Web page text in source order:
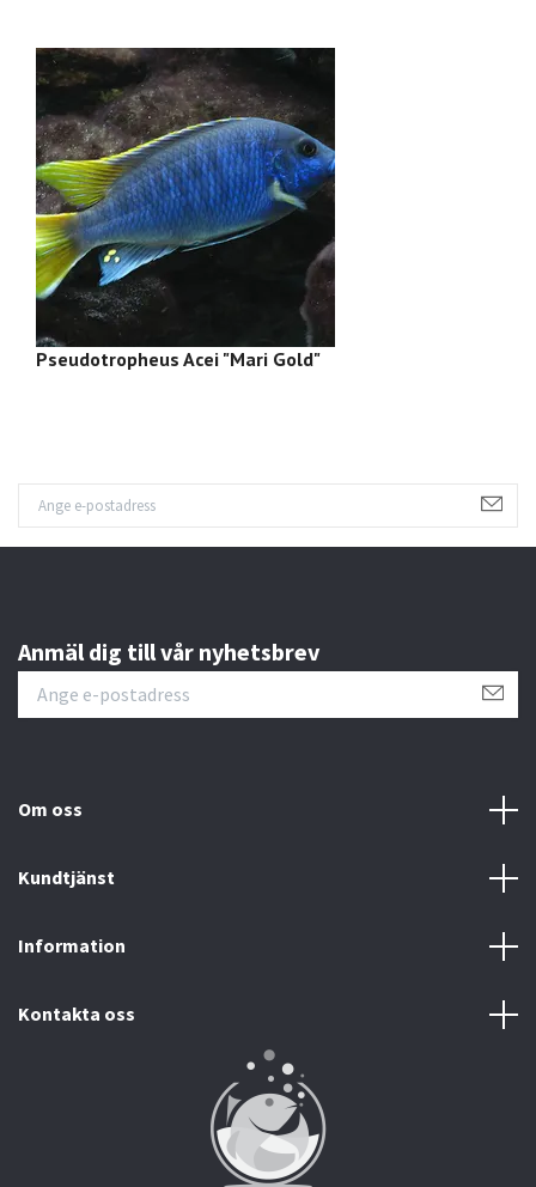
Pseudotropheus Acei "Mari Gold"
Anmäl dig till vår nyhetsbrev
Om oss
Kundtjänst
Information
Kontakta oss